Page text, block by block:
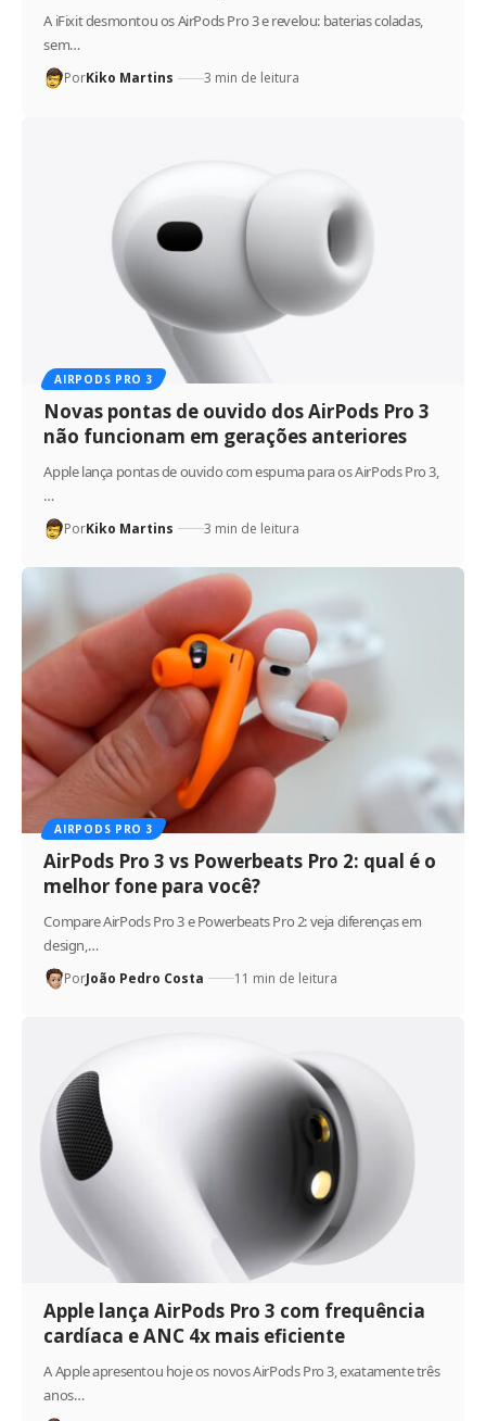
A iFixit desmontou os AirPods Pro 3 e revelou: baterias coladas,
sem…
PorKiko Martins 3 min de leitura
AIRPODS PRO 3
Novas pontas de ouvido dos AirPods Pro 3
não funcionam em gerações anteriores
Apple lança pontas de ouvido com espuma para os AirPods Pro 3,
…
PorKiko Martins 3 min de leitura
AIRPODS PRO 3
AirPods Pro 3 vs Powerbeats Pro 2: qual é o
melhor fone para você?
Compare AirPods Pro 3 e Powerbeats Pro 2: veja diferenças em
design,…
PorJoão Pedro Costa 11 min de leitura
Apple lança AirPods Pro 3 com frequência
cardíaca e ANC 4x mais eficiente
A Apple apresentou hoje os novos AirPods Pro 3, exatamente três
anos…